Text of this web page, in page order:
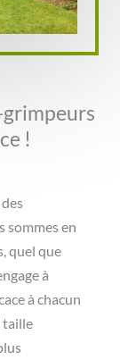
!
sommes en
quel que
à
à chacun
taille